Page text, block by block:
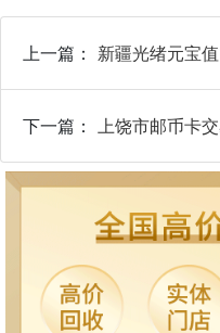
上一篇： 新疆光绪元宝
下一篇： 上饶市邮币卡